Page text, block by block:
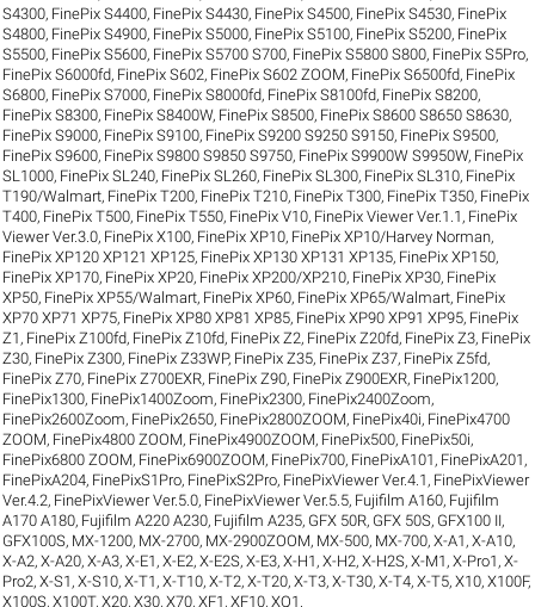
S4300, FinePix S4400, FinePix S4430, FinePix S4500, FinePix S4530, FinePix
S4800, FinePix S4900, FinePix S5000, FinePix S5100, FinePix S5200, FinePix
S5500, FinePix S5600, FinePix S5700 S700, FinePix S5800 S800, FinePix S5Pro,
FinePix S6000fd, FinePix S602, FinePix S602 ZOOM, FinePix S6500fd, FinePix
S6800, FinePix S7000, FinePix S8000fd, FinePix S8100fd, FinePix S8200,
FinePix S8300, FinePix S8400W, FinePix S8500, FinePix S8600 S8650 S8630,
FinePix S9000, FinePix S9100, FinePix S9200 S9250 S9150, FinePix S9500,
FinePix S9600, FinePix S9800 S9850 S9750, FinePix S9900W S9950W, FinePix
SL1000, FinePix SL240, FinePix SL260, FinePix SL300, FinePix SL310, FinePix
T190/Walmart, FinePix T200, FinePix T210, FinePix T300, FinePix T350, FinePix
T400, FinePix T500, FinePix T550, FinePix V10, FinePix Viewer Ver.1.1 , FinePix
Viewer Ver.3.0, FinePix X100, FinePix XP10, FinePix XP10/Harvey Norman,
FinePix XP120 XP121 XP125, FinePix XP130 XP131 XP135, FinePix XP150,
FinePix XP170, FinePix XP20, FinePix XP200/XP210, FinePix XP30, FinePix
XP50, FinePix XP55/Walmart, FinePix XP60, FinePix XP65/Walmart, FinePix
XP70 XP71 XP75, FinePix XP80 XP81 XP85, FinePix XP90 XP91 XP95, FinePix
Z1 , FinePix Z100fd, FinePix Z10fd, FinePix Z2, FinePix Z20fd, FinePix Z3, FinePix
Z30, FinePix Z300, FinePix Z33WP, FinePix Z35, FinePix Z37, FinePix Z5fd,
FinePix Z70, FinePix Z700EXR, FinePix Z90, FinePix Z900EXR, FinePix1200,
FinePix1300, FinePix1400Zoom, FinePix2300, FinePix2400Zoom,
FinePix2600Zoom, FinePix2650, FinePix2800ZOOM, FinePix40i, FinePix4700
ZOOM, FinePix4800 ZOOM, FinePix4900ZOOM, FinePix500, FinePix50i,
FinePix6800 ZOOM, FinePix6900ZOOM, FinePix700, FinePixA101 , FinePixA201 ,
FinePixA204, FinePixS1Pro, FinePixS2Pro, FinePixViewer Ver.4.1 , FinePixViewer
Ver.4.2, FinePixViewer Ver.5.0, FinePixViewer Ver.5.5, Fujifilm A160, Fujifilm
A170 A180, Fujifilm A220 A230, Fujifilm A235, GFX 50R, GFX 50S, GFX100 II,
GFX100S, MX-1200, MX-2700, MX-2900ZOOM, MX-500, MX-700,X-A1 ,X-A10,
X-A2,X-A20,X-A3,X-E1 ,X-E2,X-E2S,X-E3,X-H1 ,X-H2,X-H2S,X-M1 ,X-Pro1 ,X-
Pro2,X-S1 ,X-S10,X-T1 ,X-T10,X-T2,X-T20,X-T3,X-T30,X-T4,X-T5,X10,X100F,
X100S,X100T,X20,X30,X70,XF1 ,XF10,XQ1